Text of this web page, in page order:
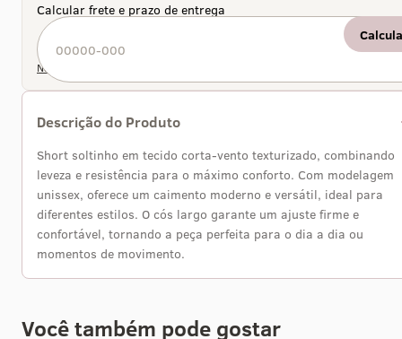
Calcular frete e prazo de entrega
Não sei meu CEP
Descrição do Produto
Short soltinho em tecido corta-vento texturizado, combinando
leveza e resistência para o máximo conforto. Com modelagem
unissex, oferece um caimento moderno e versátil, ideal para
diferentes estilos. O cós largo garante um ajuste firme e
confortável, tornando a peça perfeita para o dia a dia ou
momentos de movimento.
Você também pode gostar